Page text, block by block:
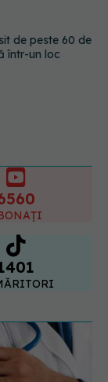
semnul ignorat
probleme